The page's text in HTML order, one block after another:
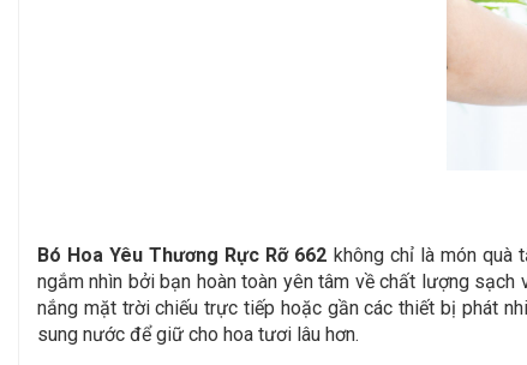
Bó Hoa Yêu Thương Rực Rỡ 662 không chỉ là món
ngắm nhìn bởi bạn hoàn toàn yên tâm về chất lượng
nắng mặt trời chiếu trực tiếp hoặc gần các thiết bị phát
sung nước để giữ cho hoa tươi lâu hơn.